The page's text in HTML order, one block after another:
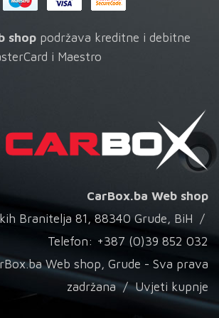
shop podržava kreditne i debitne
i Maestro
CarBox.ba Web shop
Branitelja 81, 88340 Grude, BiH /
Telefon: +387 (0)39 852 032
Web shop, Grude - Sva prava
zadržana /Uvjeti kupnje